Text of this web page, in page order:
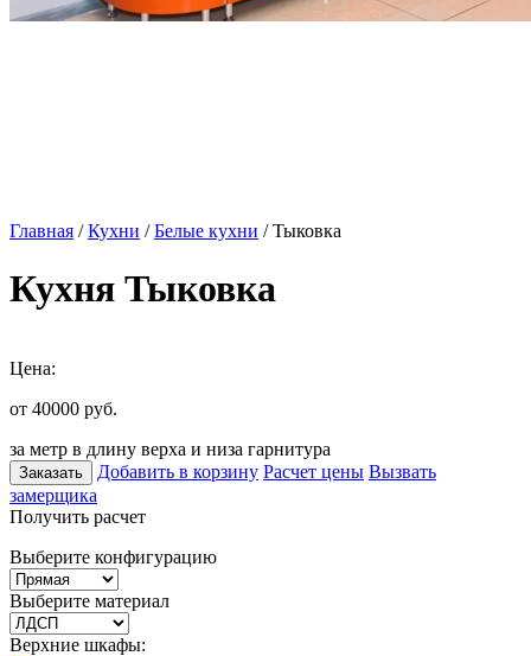
Главная /Кухни /Белые кухни / Тыковка
Кухня Тыковка
Цена:
от 40000 руб.
за метр в длину верха и низа гарнитура
Заказать Добавить в корзину Расчет цены Вызвать
замерщика
Получить расчет
Выберите конфигурацию
Выберите материал
Верхние шкафы: